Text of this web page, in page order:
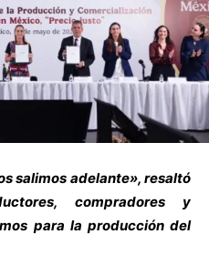
salimos adelante», resaltó
compradores y
para la producción del